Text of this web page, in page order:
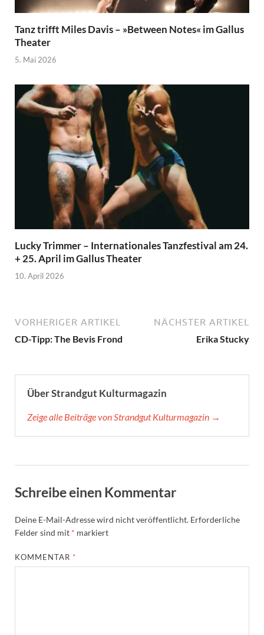
Tanz trifft Miles Davis – »Between Notes« im Gallus
Theater
5. Mai 2026
Lucky Trimmer – Internationales Tanzfestival am 24.
+ 25. April im Gallus Theater
10. April 2026
VORHERIGER ARTIKEL
CD-Tipp: The Bevis Frond
NÄCHSTER ARTIKEL
Erika Stucky
Über Strandgut Kulturmagazin
Zeige alle Beiträge von Strandgut Kulturmagazin →
Schreibe einen Kommentar
Deine E-Mail-Adresse wird nicht veröffentlicht. Erforderliche
Felder sind mit * markiert
KOMMENTAR *